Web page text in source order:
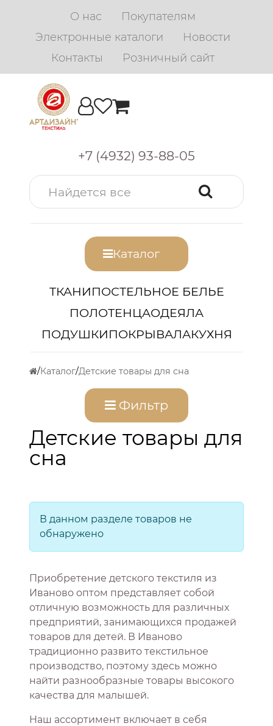
О нас
Покупателям
Электронные каталоги
Новости
Контакты
Розничный сайт
+7 (4932) 93-88-05
Каталог
ТКАНИПОСТЕЛЬНОЕ БЕЛЬЕ
ПОЛОТЕНЦАОДЕЯЛА
ПОДУШКИПОКРЫВАЛАКУХНЯ
Каталог Детские товары для сна
Фильтр
Детские товары для
сна
В данном разделе товаров не
обнаружено
Приобретение детского текстиля из
Иваново оптом представляет собой
отличную возможность для различных
предприятий, занимающихся продажей
товаров для детей. В Иваново
традиционно развито текстильное
производство, поэтому здесь можно
найти разнообразные товары высокого
качества для малышей.
Наш ассортимент включает в себя